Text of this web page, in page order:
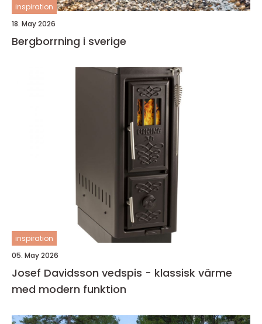
inspiration
18. May 2026
Bergborrning i sverige
inspiration
05. May 2026
Josef Davidsson vedspis - klassisk värme
med modern funktion